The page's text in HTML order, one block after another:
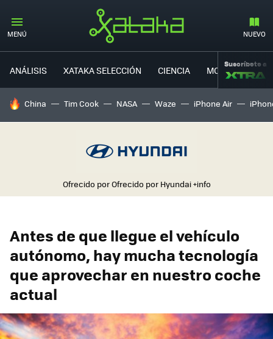
MENÚ NUEVO
ANÁLISIS XATAKA SELECCIÓN CIENCIA MOVILIDAD
Suscríbete a
HOY SE HABLA DE
China Tim Cook NASA Waze iPhone Air
Ofrecido por Ofrecido por Hyundai+info
Antes de que llegue el vehículo
autónomo, hay mucha tecnología
que aprovechar en nuestro coche
actual